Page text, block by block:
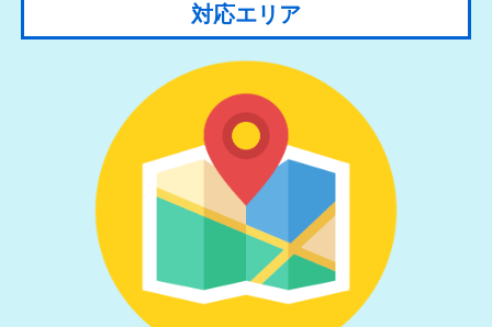
対応エリア